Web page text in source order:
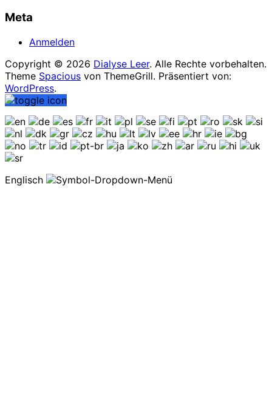
Meta
Anmelden
Copyright © 2026 Dialyse Leer. Alle Rechte vorbehalten.
Theme Spacious von ThemeGrill. Präsentiert von:
WordPress.
Englisch